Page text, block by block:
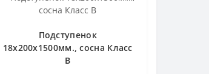
Подступенок
18х200х1500мм., сосна Класс
В